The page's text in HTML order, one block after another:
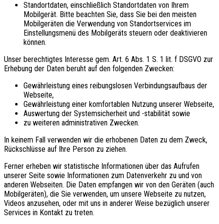
Standortdaten, einschließlich Standortdaten von Ihrem
Mobilgerät. Bitte beachten Sie, dass Sie bei den meisten
Mobilgeräten die Verwendung von Standortservices im
Einstellungsmenü des Mobilgeräts steuern oder deaktivieren
können.
Unser berechtigtes Interesse gem. Art. 6 Abs. 1 S. 1 lit. f DSGVO zur
Erhebung der Daten beruht auf den folgenden Zwecken:
Gewährleistung eines reibungslosen Verbindungsaufbaus der
Webseite,
Gewährleistung einer komfortablen Nutzung unserer Webseite,
Auswertung der Systemsicherheit und -stabilität sowie
zu weiteren administrativen Zwecken.
In keinem Fall verwenden wir die erhobenen Daten zu dem Zweck,
Rückschlüsse auf Ihre Person zu ziehen.
Ferner erheben wir statistische Informationen über das Aufrufen
unserer Seite sowie Informationen zum Datenverkehr zu und von
anderen Webseiten. Die Daten empfangen wir von den Geräten (auch
Mobilgeräten), die Sie verwenden, um unsere Webseite zu nutzen,
Videos anzusehen, oder mit uns in anderer Weise bezüglich unserer
Services in Kontakt zu treten.